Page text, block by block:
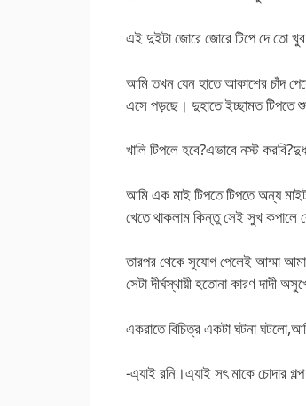
এই দুইটা জোরে জোরে টিপে দে তো
আমি তখন যেন হাতে আকাশের চাঁদ
এসে পড়ছে। দুহাতে ইচ্ছামত টিপতে
খালি টিপলে হবে?এভাবে নস্ট করবি?দুধ
আমি এক মাই টিপতে টিপতে অন্য
খেতে থাকলাম কিন্তু সেই সুখ কপালে
তারপর থেকে সুযোগ পেলেই আম্মা
সেটা দীর্ঘস্থায়ী হতোনা কারণ দাদী
একরাতে বিচিত্র একটা ঘটনা
-এ্যাই রনি।এ্যাই সৎ মাকে চোদার গল্প